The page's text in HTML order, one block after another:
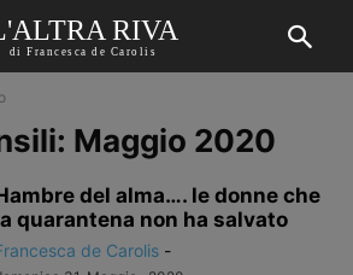
RIVA
di Francesca de Carolis
Maggio 2020
del alma…. le donne che
quarantena non ha salvato
de Carolis -